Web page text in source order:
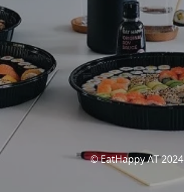
© EatHappy AT 2024